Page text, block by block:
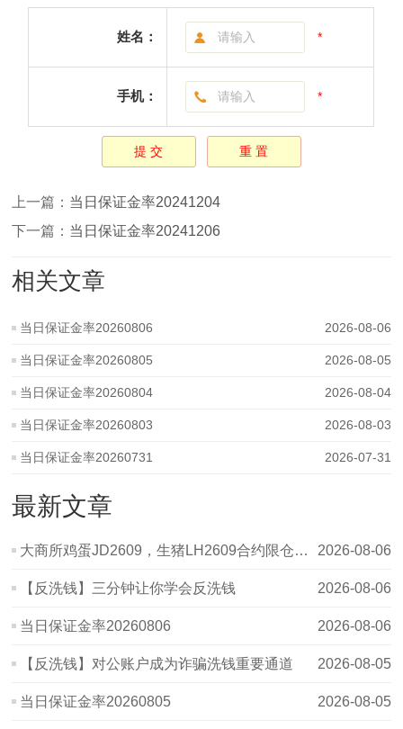
姓名： *
手机： *
上一篇： 当日保证金率20241204
下一篇： 当日保证金率20241206
相关文章
当日保证金率20260806 2026-08-06
当日保证金率20260805 2026-08-05
当日保证金率20260804 2026-08-04
当日保证金率20260803 2026-08-03
当日保证金率20260731 2026-07-31
最新文章
大商所鸡蛋JD2609，生猪LH2609合约限仓提示 2026-08-06
【反洗钱】三分钟让你学会反洗钱 2026-08-06
当日保证金率20260806 2026-08-06
【反洗钱】对公账户成为诈骗洗钱重要通道 2026-08-05
当日保证金率20260805 2026-08-05